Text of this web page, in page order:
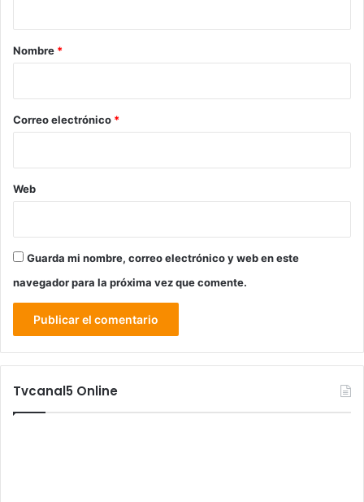
r
*
Nombre *
Correo electrónico *
Web
Guarda mi nombre, correo electrónico y web en este
navegador para la próxima vez que comente.
Tvcanal5 Online